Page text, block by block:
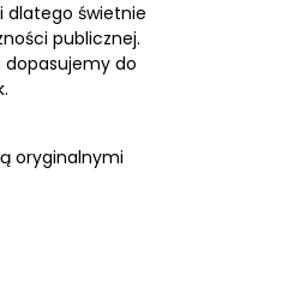
dlatego świetnie
publicznej.
dopasujemy do
oryginalnymi